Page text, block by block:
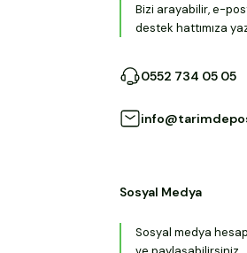
Bizi arayabilir, e-
destek hattımıza
0552 734 05 05
Sosyal Medya
Sosyal medya